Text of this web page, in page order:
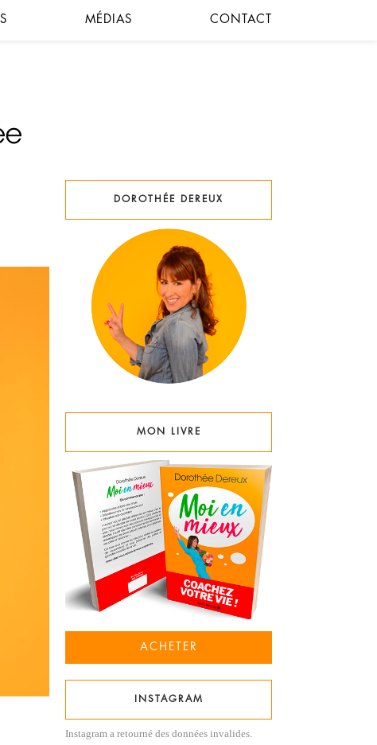
MÉDIAS CONTACT
DOROTHÉE DEREUX
MON LIVRE
ACHETER
INSTAGRAM
Instagram a retourné des données invalides.